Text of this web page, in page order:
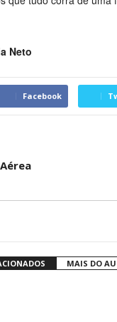
Neto
Facebook
MAIS DO